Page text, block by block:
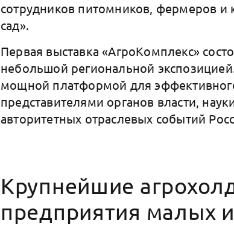
сотрудников питомников, фермеров
сад».
Первая выставка «АгроКомплекс»
небольшой региональной
мощной платформой для
представителями органов власти,
авторитетных отраслевых событий
Крупнейшие
предприятия малых